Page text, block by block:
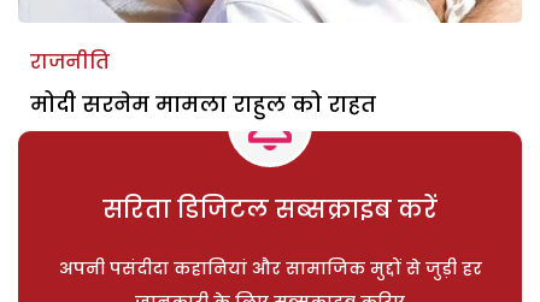
राजनीति
मोदी सरनेम मामला राहुल को राहत
सरिता डिजिटल सब्सक्राइब करें
अपनी पसंदीदा कहानियां और सामाजिक मुद्दों से जुड़ी हर